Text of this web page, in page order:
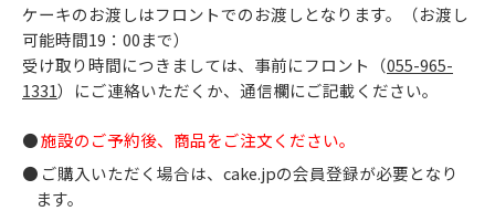
ケーキのお渡しはフロントでのお渡しとなります。（お渡し
可能時間19：00まで）
受け取り時間につきましては、事前にフロント（055-965-
1331）にご連絡いただくか、通信欄にご記載ください。
施設のご予約後、商品をご注文ください。
ご購入いただく場合は、cake.jpの会員登録が必要となり
ます。